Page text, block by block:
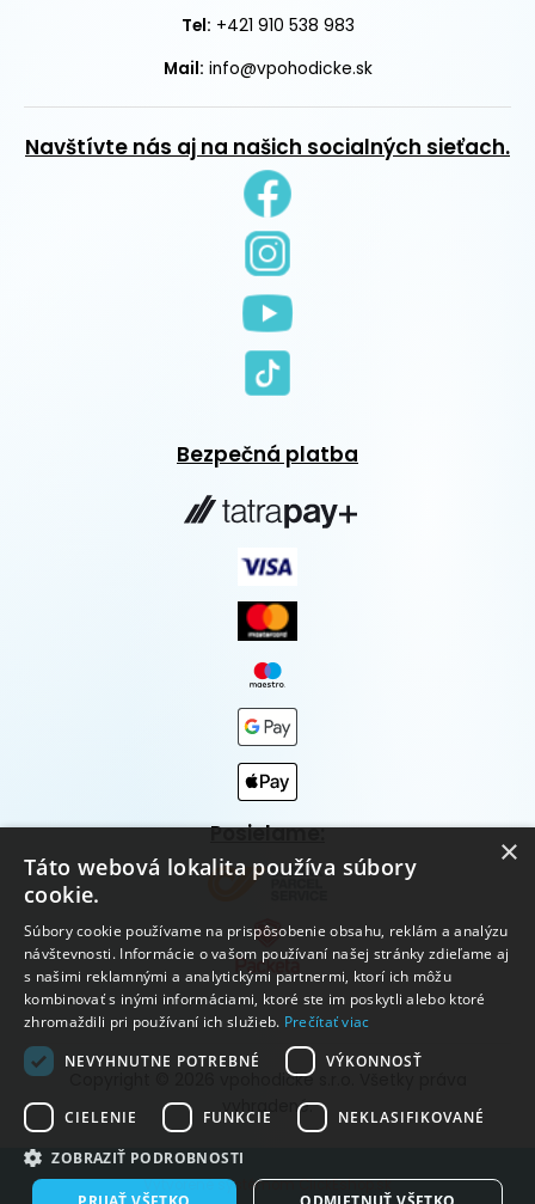
Tel: +421 910 538 983
Mail: info@vpohodicke.sk
Navštívte nás aj na našich socialných sieťach.
Bezpečná platba
Posielame:
Copyright © 2026 vpohodičke s.r.o. Všetky práva
vyhradené.
Vytvorené systémom ClickEshop.sk
×
Táto webová lokalita používa súbory
cookie.
Súbory cookie používame na prispôsobenie obsahu, reklám a analýzu
návštevnosti. Informácie o vašom používaní našej stránky zdieľame aj
s našimi reklamnými a analytickými partnermi, ktorí ich môžu
kombinovať s inými informáciami, ktoré ste im poskytli alebo ktoré
zhromaždili pri používaní ich služieb. Prečítať viac
NEVYHNUTNE POTREBNÉ
VÝKONNOSŤ
CIELENIE FUNKCIE NEKLASIFIKOVANÉ
ZOBRAZIŤ PODROBNOSTI